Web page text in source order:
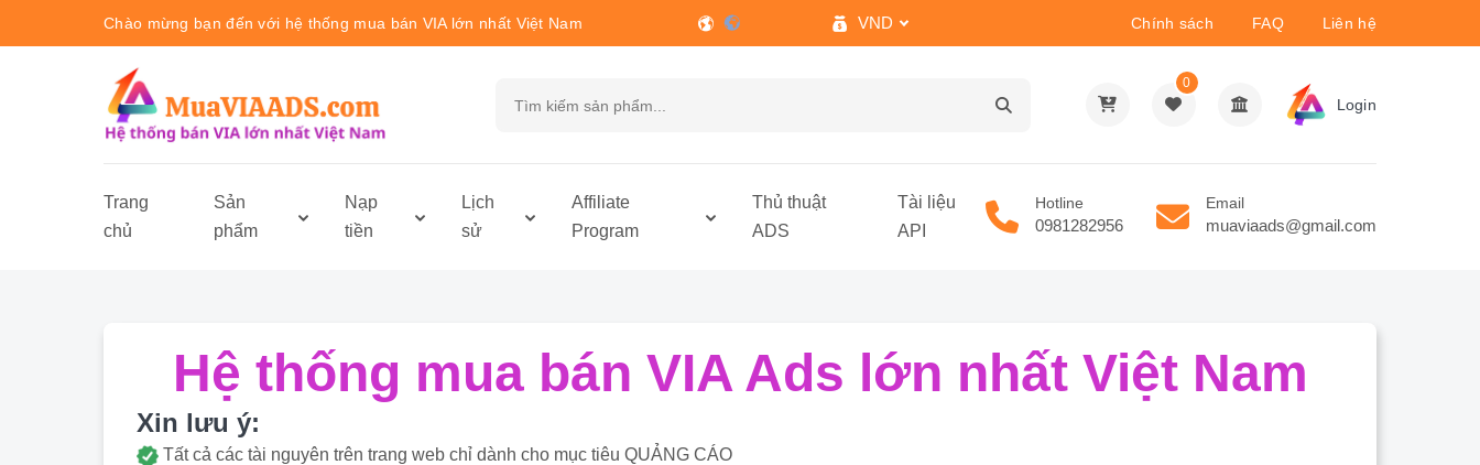
Chào mừng bạn đến với hệ thống mua bán VIA lớn nhất Việt Nam VND Chính sách FAQ Liên hệ
0
Login
Trang
chủ
Sản
phẩm
Nạp
tiền
Lịch
sử
Affiliate
Program
Thủ thuật
ADS
Tài liệu
API
Hotline
0981282956
Email
muaviaads@gmail.com
Hệ thống mua bán VIA Ads lớn nhất Việt Nam
Xin lưu ý:
Tất cả các tài nguyên trên trang web chỉ dành cho mục tiêu QUẢNG CÁO